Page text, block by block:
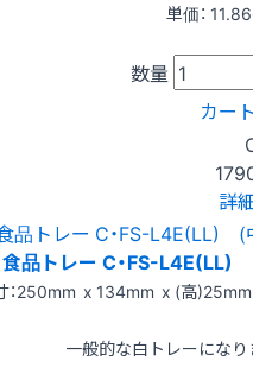
単価：
数量
カー
詳
食品トレー C・FS-L4E(LL)
：250mm x 134mm x (高)25mm
一般的な白トレーになり